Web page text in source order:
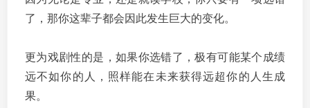
了，那你这辈子都会因此发生巨大的变化。
更为戏剧性的是，如果你选错了，极有可能某个成绩
远不如你的人，照样能在未来获得远超你的人生成
果。